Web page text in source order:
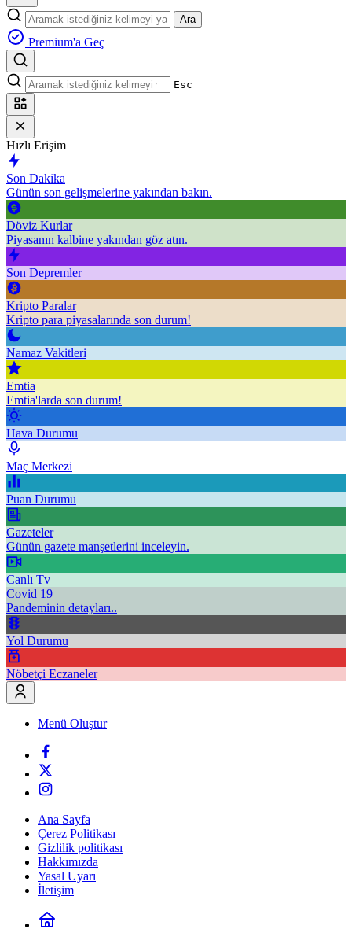
Ara
Premium'a Geç
Esc
Hızlı Erişim
Son Dakika
Günün son gelişmelerine yakından bakın.
Döviz Kurlar
Piyasanın kalbine yakından göz atın.
Son Depremler
Kripto Paralar
Kripto para piyasalarında son durum!
Namaz Vakitleri
Emtia
Emtia'larda son durum!
Hava Durumu
Maç Merkezi
Puan Durumu
Gazeteler
Günün gazete manşetlerini inceleyin.
Canlı Tv
Covid 19
Pandeminin detayları..
Yol Durumu
Nöbetçi Eczaneler
Menü Oluştur
Ana Sayfa
Çerez Politikası
Gizlilik politikası
Hakkımızda
Yasal Uyarı
İletişim